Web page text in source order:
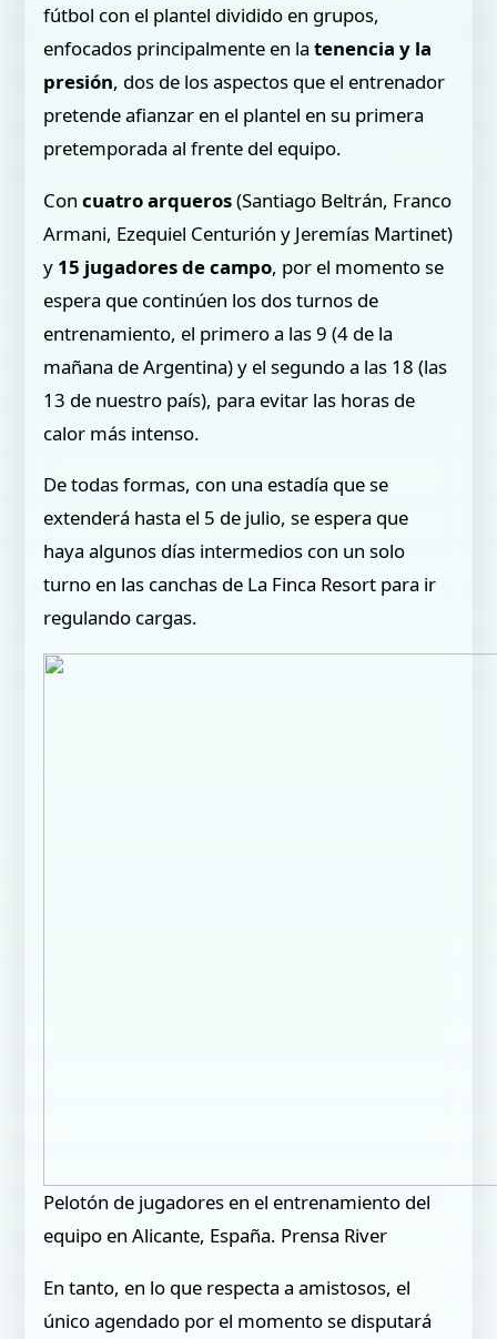
fútbol con el plantel dividido en grupos,
enfocados principalmente en latenencia y la
presión, dos de los aspectos que el entrenador
pretende afianzar en el plantel en su primera
pretemporada al frente del equipo.
Concuatro arqueros(Santiago Beltrán, Franco
Armani, Ezequiel Centurión y Jeremías Martinet)
y 15 jugadores de campo, por el momento se
espera que continúen los dos turnos de
entrenamiento, el primero a las 9 (4 de la
mañana de Argentina) y el segundo a las 18 (las
13 de nuestro país), para evitar las horas de
calor más intenso.
De todas formas, con una estadía que se
extenderá hasta el 5 de julio, se espera que
haya algunos días intermedios con un solo
turno en las canchas de La Finca Resort para ir
regulando cargas.
Pelotón de jugadores en el entrenamiento del
equipo en Alicante, España. Prensa River
En tanto, en lo que respecta a amistosos, el
único agendado por el momento se disputará